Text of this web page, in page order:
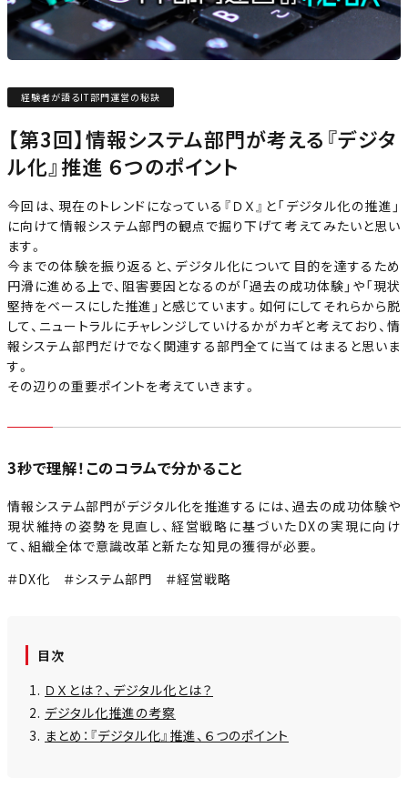
経験者が語るIT部門運営の秘訣
【第3回】情報システム部門が考える『デジタ
ル化』推進 ６つのポイント
今回は、現在のトレンドになっている『ＤＸ』と「デジタル化の推進」
に向けて情報システム部門の観点で掘り下げて考えてみたいと思い
ます。
今までの体験を振り返ると、デジタル化について目的を達するため
円滑に進める上で、阻害要因となるのが「過去の成功体験」や「現状
堅持をベースにした推進」と感じています。如何にしてそれらから脱
して、ニュートラルにチャレンジしていけるかがカギと考えており、情
報システム部門だけでなく関連する部門全てに当てはまると思いま
す。
その辺りの重要ポイントを考えていきます。
3秒で理解！このコラムで分かること
情報システム部門がデジタル化を推進するには、過去の成功体験や
現状維持の姿勢を見直し、経営戦略に基づいたDXの実現に向け
て、組織全体で意識改革と新たな知見の獲得が必要。
＃DX化 ＃システム部門 ＃経営戦略
目次
ＤＸとは？、デジタル化とは？
デジタル化推進の考察
まとめ：『デジタル化』推進、６つのポイント